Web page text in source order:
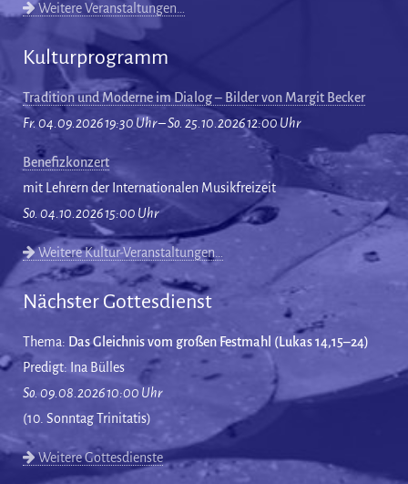
Weitere Veranstaltungen…
Kulturprogramm
Tradition und Moderne im Dialog – Bilder von Margit Becker
Fr. 04.09.2026 19:30 Uhr – So. 25.10.2026 12:00 Uhr
Benefizkonzert
mit Lehrern der Internationalen Musikfreizeit
So. 04.10.2026 15:00 Uhr
Weitere Kultur-Veranstaltungen…
Nächster Gottesdienst
Thema: Das Gleichnis vom großen Festmahl (Lukas 14,15–24)
Predigt: Ina Bülles
So. 09.08.2026 10:00 Uhr
(10. Sonntag Trinitatis)
Weitere Gottesdienste